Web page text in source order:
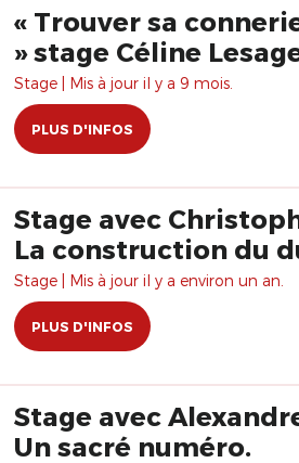
« Trouver sa
» stage Céline
Stage | Mis à jour il y a 9 mois.
PLUS D'INFOS
Stage avec
La construction du
Stage | Mis à jour il y a environ un an.
PLUS D'INFOS
Stage avec
Un sacré numéro.